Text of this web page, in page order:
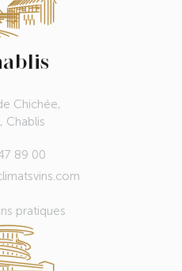
Chichée,
Chablis
89 00
pratiques